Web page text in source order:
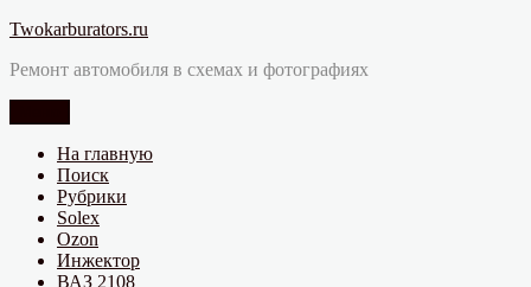
Перейти
содержимому
Twokarburators.ru
Ремонт автомобиля в схемах и фотографиях
На главную
Поиск
Рубрики
Solex
Ozon
Инжектор
ВАЗ 2108